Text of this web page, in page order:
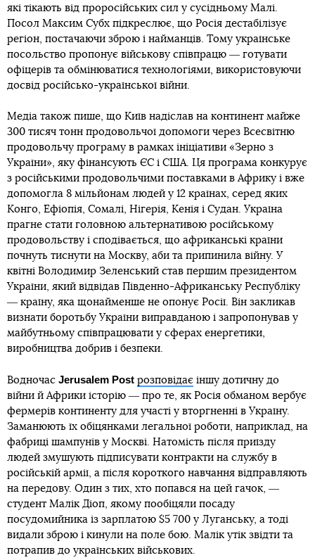
які тікають від проросійських сил у сусідньому Малі.
Посол Максим Субх підкреслює, що Росія дестабілізує
регіон, постачаючи зброю і найманців. Тому українське
посольство пропонує військову співпрацю ― готувати
офіцерів та обмінюватися технологіями, використовуючи
досвід російсько-української війни.
Медіа також пише, що Київ надіслав на континент майже
300 тисяч тонн продовольчої допомоги через Всесвітню
продовольчу програму в рамках ініціативи «Зерно з
України», яку фінансують ЄС і США. Ця програма конкурує
з російськими продовольчими поставками в Африку і вже
допомогла 8 мільйонам людей у 12 країнах, серед яких
Конго, Ефіопія, Сомалі, Нігерія, Кенія і Судан. Україна
прагне стати головною альтернативою російському
продовольству і сподівається, що африканські країни
почнуть тиснути на Москву, аби та припинила війну. У
квітні Володимир Зеленський став першим президентом
України, який відвідав Південно-Африканську Республіку
― країну, яка щонайменше не опонує Росії. Він закликав
визнати боротьбу України виправданою і запропонував у
майбутньому співпрацювати у сферах енергетики,
виробництва добрив і безпеки.
Водночас Jerusalem Post розповідає іншу дотичну до
війни й Африки історію ― про те, як Росія обманом вербує
фермерів континенту для участі у вторгненні в Україну.
Заманюють їх обіцянками легальної роботи, наприклад, на
фабриці шампунів у Москві. Натомість після приїзду
людей змушують підписувати контракти на службу в
російській армії, а після короткого навчання відправляють
на передову. Один з тих, хто попався на цей гачок, ―
студент Малік Діоп, якому пообіцяли посаду
посудомийника із зарплатою $5 700 у Луганську, а тоді
видали зброю і кинули на поле бою. Малік утік звідти та
потрапив до українських військових.